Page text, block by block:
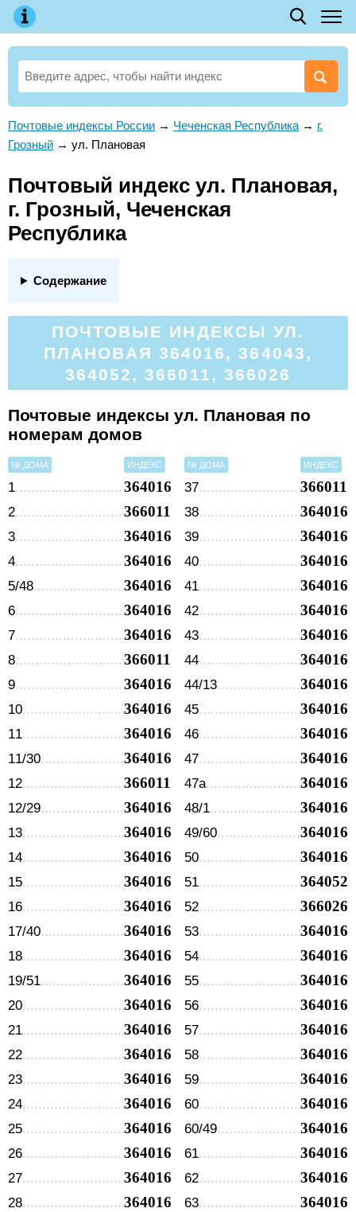
Почтовые индексы России → Чеченская Республика → г.
Грозный → ул. Плановая
Почтовый индекс ул. Плановая,
г. Грозный, Чеченская
Республика
Содержание
ПОЧТОВЫЕ ИНДЕКСЫ УЛ.
ПЛАНОВАЯ 364016, 364043,
364052, 366011, 366026
Почтовые индексы ул. Плановая по
номерам домов
№ ДОМА ИНДЕКС
1 364016
2 366011
3 364016
4 364016
5/48 364016
6 364016
7 364016
8 366011
9 364016
10 364016
11 364016
11/30 364016
12 366011
12/29 364016
13 364016
14 364016
15 364016
16 364016
17/40 364016
18 364016
19/51 364016
20 364016
21 364016
22 364016
23 364016
24 364016
25 364016
26 364016
27 364016
28 364016
№ ДОМА ИНДЕКС
37 366011
38 364016
39 364016
40 364016
41 364016
42 364016
43 364016
44 364016
44/13 364016
45 364016
46 364016
47 364016
47а 364016
48/1 364016
49/60 364016
50 364016
51 364052
52 366026
53 364016
54 364016
55 364016
56 364016
57 364016
58 364016
59 364016
60 364016
60/49 364016
61 364016
62 364016
63 364016